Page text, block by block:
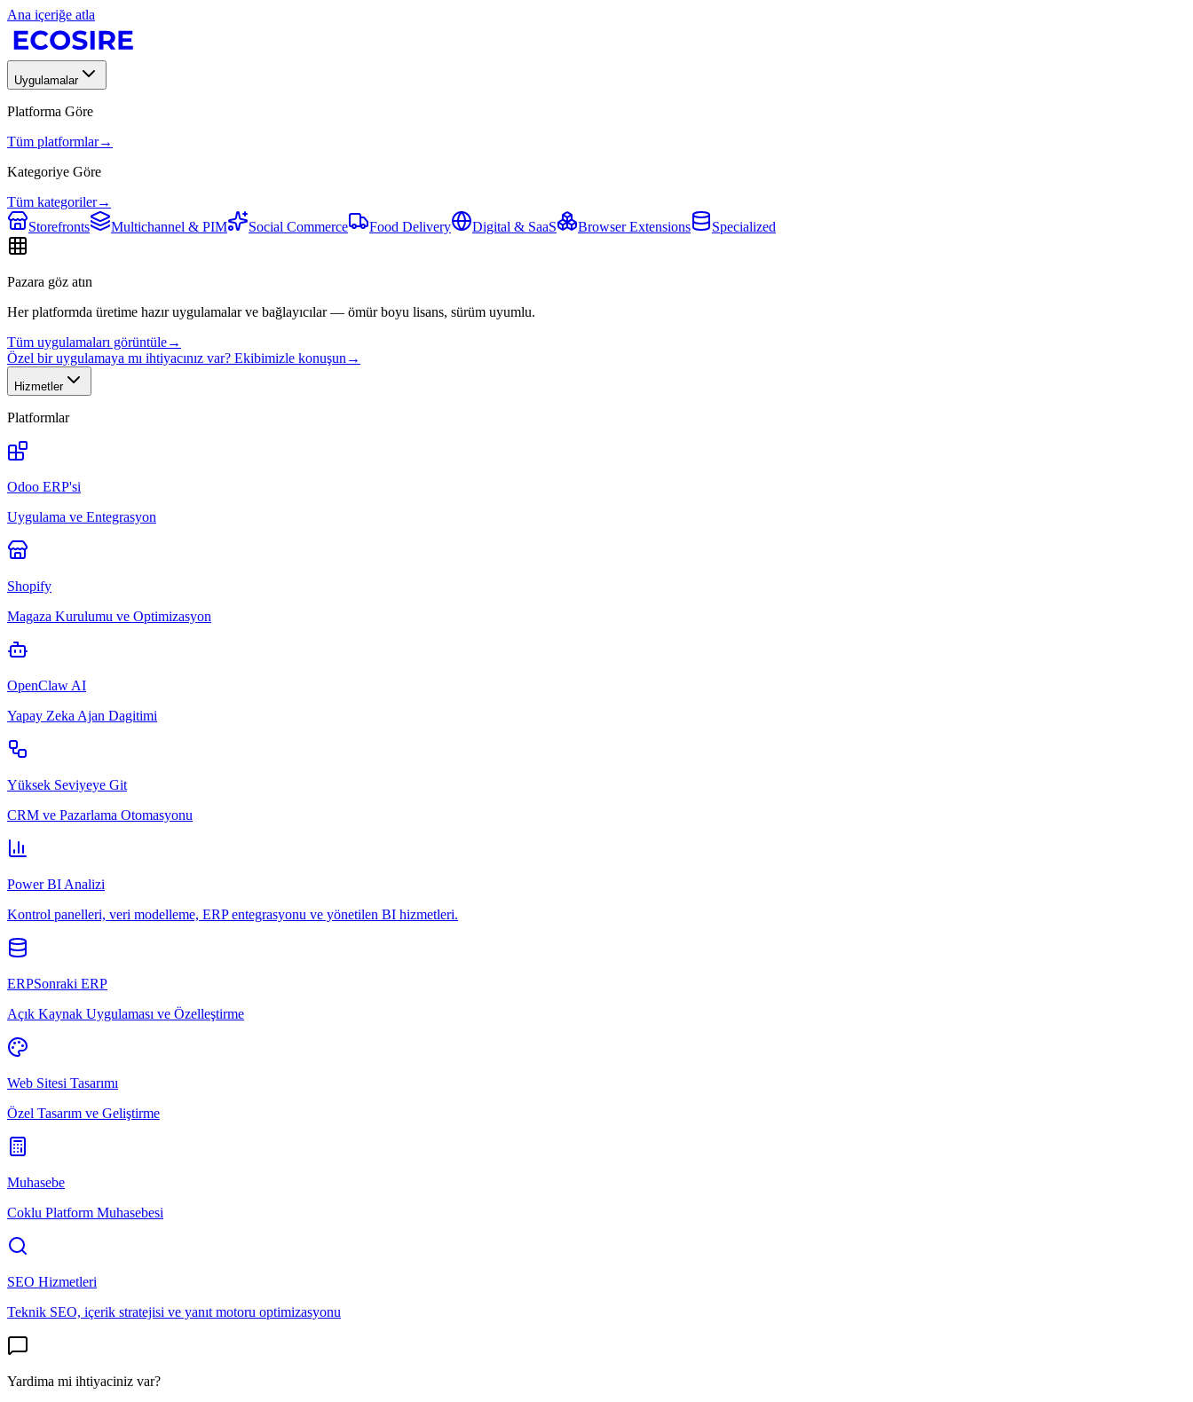
Ana içeriğe atla
Uygulamalar
Platforma Göre
Tüm platformlar→
Kategoriye Göre
Tüm kategoriler→
Storefronts
Multichannel & PIM Social Commerce Food Delivery Digital & SaaS Browser Extensions Specialized
Pazara göz atın
Her platformda üretime hazır uygulamalar ve bağlayıcılar — ömür boyu lisans, sürüm uyumlu.
Tüm uygulamaları görüntüle→
Özel bir uygulamaya mı ihtiyacınız var? Ekibimizle konuşun →
Hizmetler
Platformlar
Odoo ERP'si
Uygulama ve Entegrasyon
Shopify
Magaza Kurulumu ve Optimizasyon
OpenClaw AI
Yapay Zeka Ajan Dagitimi
Yüksek Seviyeye Git
CRM ve Pazarlama Otomasyonu
Power BI Analizi
Kontrol panelleri, veri modelleme, ERP entegrasyonu ve yönetilen BI hizmetleri.
ERPSonraki ERP
Açık Kaynak Uygulaması ve Özelleştirme
Web Sitesi Tasarımı
Özel Tasarım ve Geliştirme
Muhasebe
Coklu Platform Muhasebesi
SEO Hizmetleri
Teknik SEO, içerik stratejisi ve yanıt motoru optimizasyonu
Yardima mi ihtiyaciniz var?